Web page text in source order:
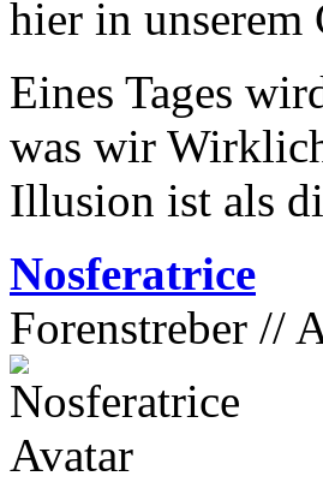
hier in unserem
Eines Tages
was wir
Illusion ist als
Nosferatrice
Forenstreber //